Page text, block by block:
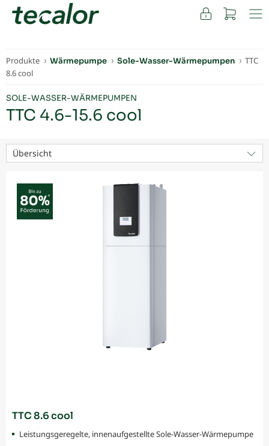
FACHKUNDEN
Produkte Wärmepumpe Sole-Wasser-Wärmepumpen
TTC
8.6 cool
SOLE-WASSER-WÄRMEPUMPEN
TTC 4.6-15.6 cool
Übersicht
TTC 8.6 cool
Leistungsgeregelte, innenaufgestellte Sole-Wasser-Wärmepumpe